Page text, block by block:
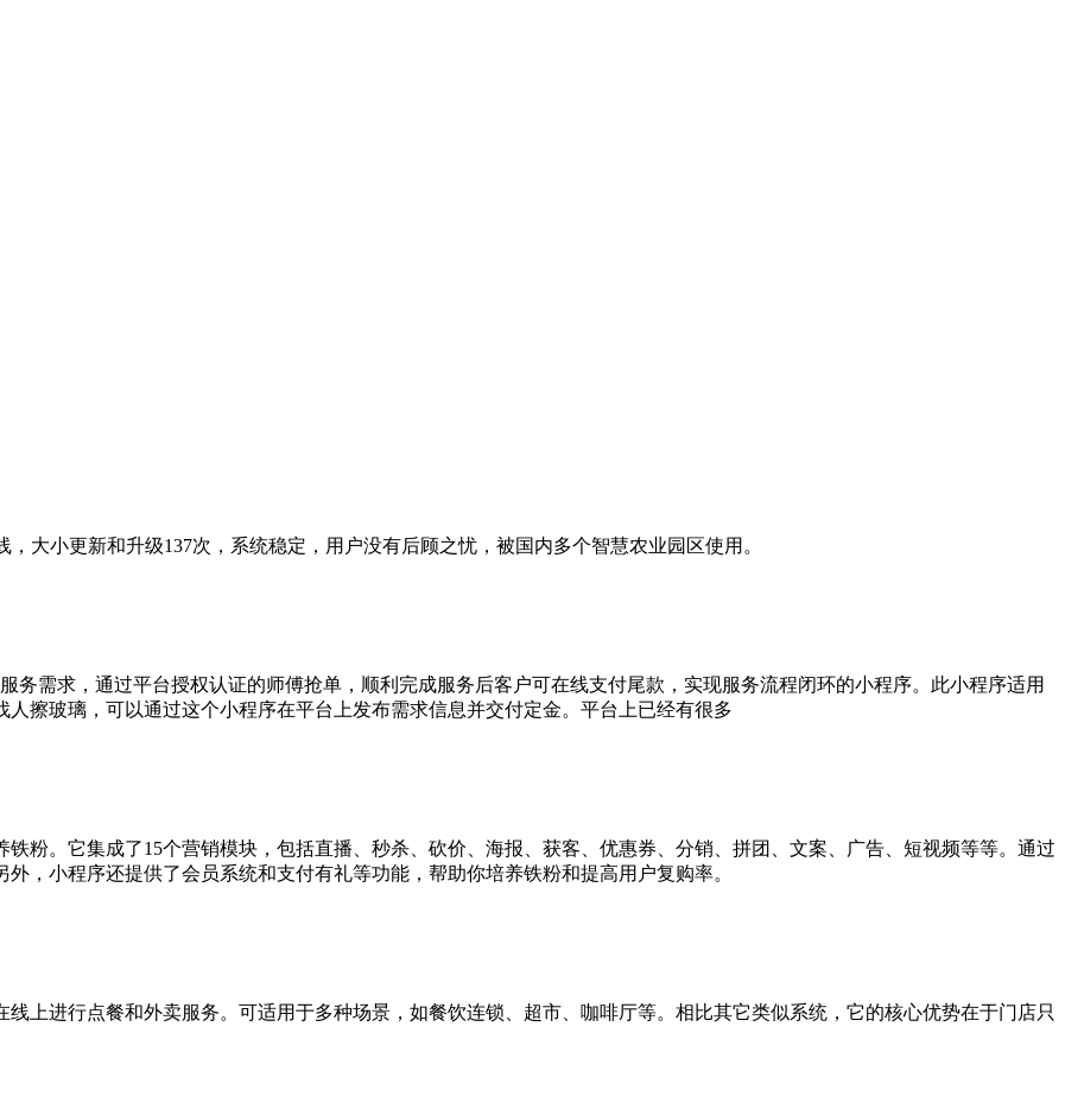
大小更新和升级137次，系统稳定，用户没有后顾之忧，被国内多个智慧农业园区使用。
务需求，通过平台授权认证的师傅抢单，顺利完成服务后客户可在线支付尾款，实现服务流程闭环的小程序。此小程序适用
擦玻璃，可以通过这个小程序在平台上发布需求信息并交付定金。平台上已经有很多
粉。它集成了15个营销模块，包括直播、秒杀、砍价、海报、获客、优惠券、分销、拼团、文案、广告、短视频等等。通过
，小程序还提供了会员系统和支付有礼等功能，帮助你培养铁粉和提高用户复购率。
上进行点餐和外卖服务。可适用于多种场景，如餐饮连锁、超市、咖啡厅等。相比其它类似系统，它的核心优势在于门店只